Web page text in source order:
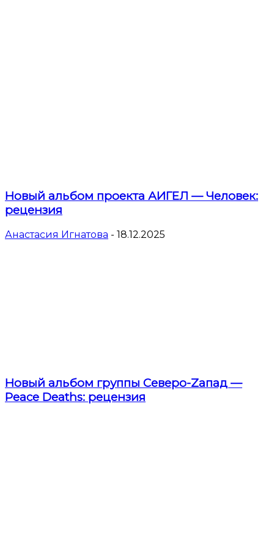
Новый альбом проекта АИГЕЛ — Человек:
рецензия
Анастасия Игнатова - 18.12.2025
Новый альбом группы Северо-Zапад —
Peace Deaths: рецензия